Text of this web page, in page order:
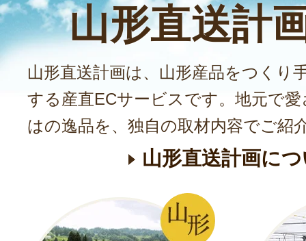
山形直送計
山形直送計画は、山形産品をつくり
する産直ECサービスです。地元で
はの逸品を、独自の取材内容でご紹
山形直送計画に